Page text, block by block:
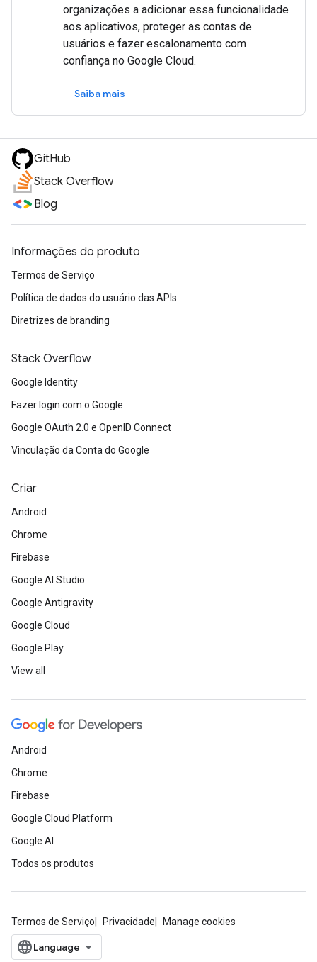
organizações a adicionar essa funcionalidade
aos aplicativos, proteger as contas de
usuários e fazer escalonamento com
confiança no Google Cloud.
Saiba mais
GitHub
Stack Overflow
Blog
Informações do produto
Termos de Serviço
Política de dados do usuário das APIs
Diretrizes de branding
Stack Overflow
Google Identity
Fazer login com o Google
Google OAuth 2.0 e OpenID Connect
Vinculação da Conta do Google
Criar
Android
Chrome
Firebase
Google AI Studio
Google Antigravity
Google Cloud
Google Play
View all
Android
Chrome
Firebase
Google Cloud Platform
Google AI
Todos os produtos
Termos de Serviço Privacidade Manage cookies